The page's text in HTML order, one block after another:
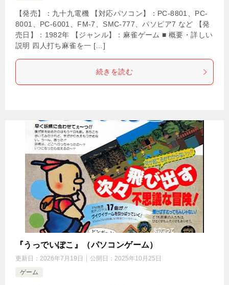
【発売】：九十九電機 【対応パソコン】：PC-8801、PC-
8001、PC-6001、FM-7、SMC-777、パソピア7 など 【発
売日】：1982年 【ジャンル】：麻雀ゲーム ■ 概要・詳しい
説明 四人打ち麻雀を一 […]
続きを読む
『うっでいぽこ』（パソコンゲーム）
更新日： 2026年7月19日 公開日： 2025年10月25日
ゲーム